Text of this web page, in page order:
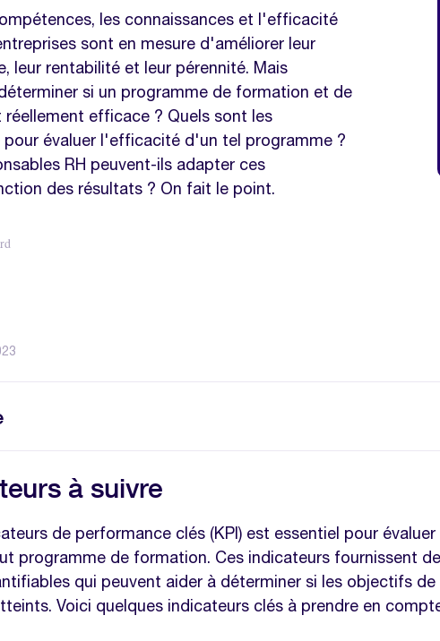
les connaissances et l'efficacité
sont en mesure d'améliorer leur
leur rentabilité et leur pérennité. Mais
si un programme de formation et de
efficace ? Quels sont les
pour évaluer l'efficacité d'un tel programme ?
RH peuvent-ils adapter ces
des résultats ? On fait le point.
participation à la formation
d'acquisition des compétences
rétention des connaissances
sur investissement (ROI)
à suivre
de performance clés (KPI) est essentiel pour évaluer
programme de formation. Ces indicateurs fournissent
qui peuvent aider à déterminer si les objectifs de
Voici quelques indicateurs clés à prendre en